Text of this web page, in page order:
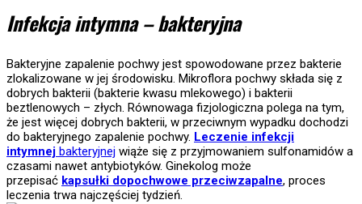
Infekcja intymna – bakteryjna
Bakteryjne zapalenie pochwy jest spowodowane przez bakterie
zlokalizowane w jej środowisku. Mikroflora pochwy składa się z
dobrych bakterii (bakterie kwasu mlekowego) i bakterii
beztlenowych – złych. Równowaga fizjologiczna polega na tym,
że jest więcej dobrych bakterii, w przeciwnym wypadku dochodzi
do bakteryjnego zapalenie pochwy. Leczenie infekcji
intymnej bakteryjnej wiąże się z przyjmowaniem sulfonamidów a
czasami nawet antybiotyków. Ginekolog może
przepisać kapsułki dopochwowe przeciwzapalne, proces
leczenia trwa najczęściej tydzień.